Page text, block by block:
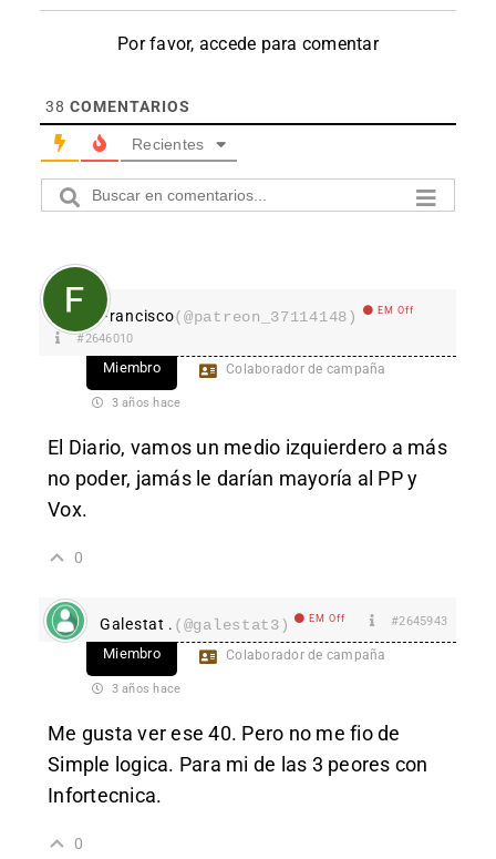
Por favor, accede para comentar
38 COMENTARIOS
Recientes
Francisco(@patreon_37114148) EM Off
#2646010
Miembro Colaborador de campaña
3 años hace
El Diario, vamos un medio izquierdero a más
no poder, jamás le darían mayoría al PP y
Vox.
0
Galestat . (@galestat3) EM Off #2645943
Miembro Colaborador de campaña
3 años hace
Me gusta ver ese 40. Pero no me fio de
Simple logica. Para mi de las 3 peores con
Infortecnica.
0